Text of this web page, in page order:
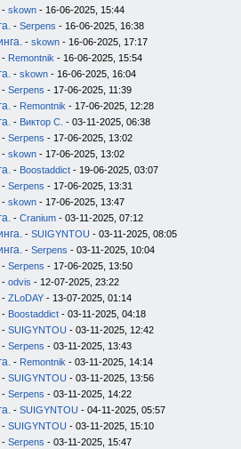
- skown - 16-06-2025, 15:44
- Serpens - 16-06-2025, 16:38
- skown - 16-06-2025, 17:17
- Remontnik - 16-06-2025, 15:54
- skown - 16-06-2025, 16:04
- Serpens - 17-06-2025, 11:39
- Remontnik - 17-06-2025, 12:28
- Виктор С. - 03-11-2025, 06:38
- Serpens - 17-06-2025, 13:02
- skown - 17-06-2025, 13:02
- Boostaddict - 19-06-2025, 03:07
- Serpens - 17-06-2025, 13:31
- skown - 17-06-2025, 13:47
- Cranium - 03-11-2025, 07:12
- SUIGYNTOU - 03-11-2025, 08:05
- Serpens - 03-11-2025, 10:04
- Serpens - 17-06-2025, 13:50
- odvis - 12-07-2025, 23:22
- ZLoDAY - 13-07-2025, 01:14
- Boostaddict - 03-11-2025, 04:18
- SUIGYNTOU - 03-11-2025, 12:42
- Serpens - 03-11-2025, 13:43
- Remontnik - 03-11-2025, 14:14
- SUIGYNTOU - 03-11-2025, 13:56
- Serpens - 03-11-2025, 14:22
- SUIGYNTOU - 04-11-2025, 05:57
- SUIGYNTOU - 03-11-2025, 15:10
- Serpens - 03-11-2025, 15:47